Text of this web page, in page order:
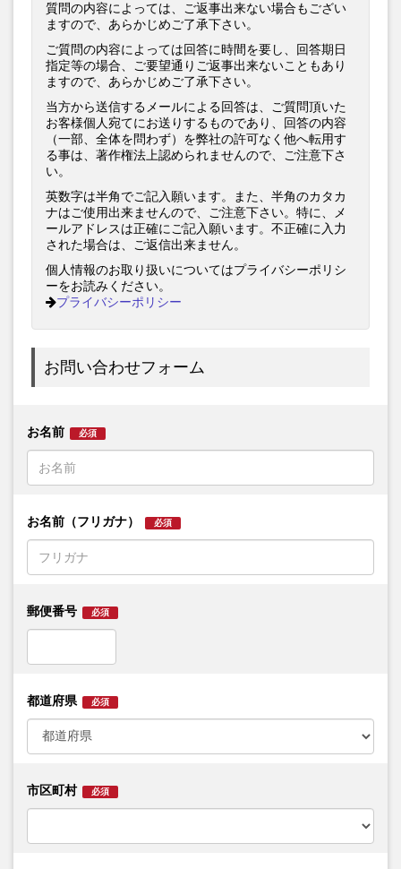
質問の内容によっては、ご返事出来ない場合もござい
ますので、あらかじめご了承下さい。
ご質問の内容によっては回答に時間を要し、回答期日
指定等の場合、ご要望通りご返事出来ないこともあり
ますので、あらかじめご了承下さい。
当方から送信するメールによる回答は、ご質問頂いた
お客様個人宛てにお送りするものであり、回答の内容
（一部、全体を問わず）を弊社の許可なく他へ転用す
る事は、著作権法上認められませんので、ご注意下さ
い。
英数字は半角でご記入願います。また、半角のカタカ
ナはご使用出来ませんので、ご注意下さい。特に、メ
ールアドレスは正確にご記入願います。不正確に入力
された場合は、ご返信出来ません。
個人情報のお取り扱いについてはプライバシーポリシ
ーをお読みください。
プライバシーポリシー
お問い合わせフォーム
お名前 必須
お名前（フリガナ） 必須
郵便番号 必須
都道府県 必須
市区町村 必須